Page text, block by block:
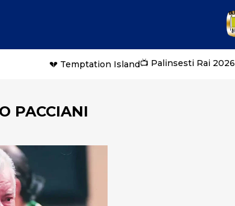
💔 Temptation Island📺 Palinsesti Rai 2026
PACCIANI